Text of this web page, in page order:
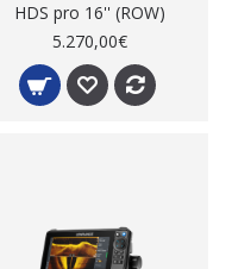
HDS pro 16'' (ROW)
5.270,00€